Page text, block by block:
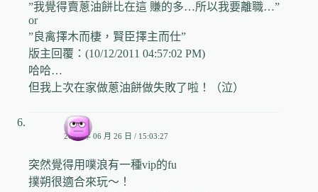
”我覺得賣蔥油餅比在這 賺的多…所以我要離職…”
or
”良禽擇木而棲，賢臣擇主而仕”
版主回覆：(10/12/2011 04:57:02 PM)
哈哈…
但我上次在家做蔥油餅做失敗了啦！（泣）
小兒
2009 年 06 月 26 日 / 15:03:27
突然覺得用噗浪有一種vip的fu
撲朔很適合來玩～！